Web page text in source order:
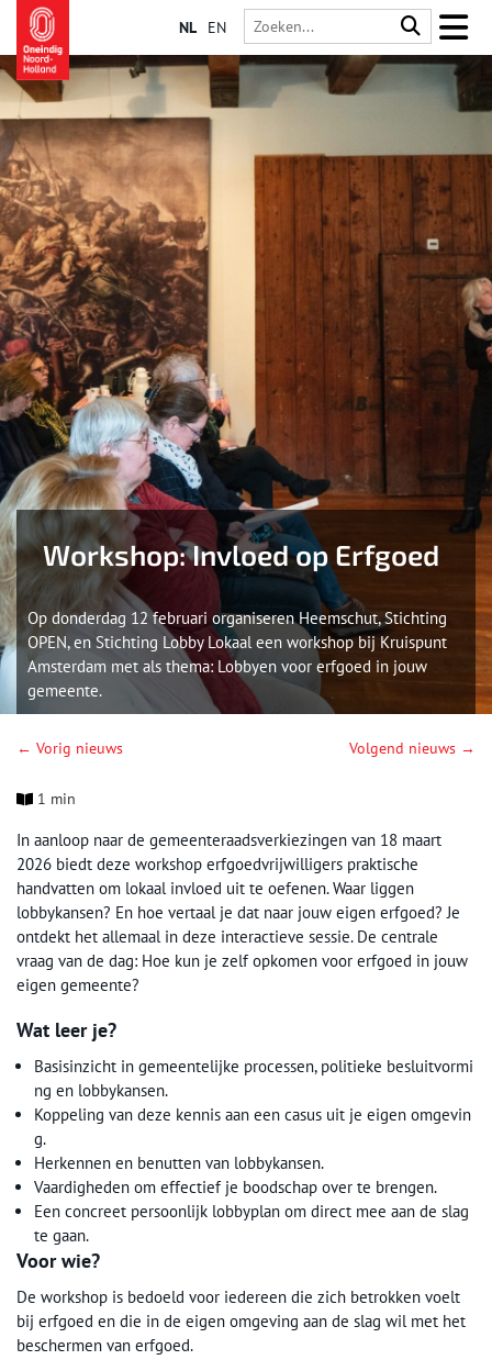
NL EN
Workshop: Invloed op Erfgoed
Op donderdag 12 februari organiseren Heemschut, Stichting
OPEN, en Stichting Lobby Lokaal een workshop bij Kruispunt
Amsterdam met als thema: Lobbyen voor erfgoed in jouw
gemeente.
← Vorig nieuws Volgend nieuws →
1 min
In aanloop naar de gemeenteraadsverkiezingen van 18 maart
2026 biedt deze workshop erfgoedvrijwilligers praktische
handvatten om lokaal invloed uit te oefenen. Waar liggen
lobbykansen? En hoe vertaal je dat naar jouw eigen erfgoed? Je
ontdekt het allemaal in deze interactieve sessie. De centrale
vraag van de dag: Hoe kun je zelf opkomen voor erfgoed in jouw
eigen gemeente?
Wat leer je?
Basisinzicht in gemeentelijke processen, politieke besluitvormi
ng en lobbykansen.
Koppeling van deze kennis aan een casus uit je eigen omgevin
g.
Herkennen en benutten van lobbykansen.
Vaardigheden om effectief je boodschap over te brengen.
Een concreet persoonlijk lobbyplan om direct mee aan de slag
te gaan.
Voor wie?
De workshop is bedoeld voor iedereen die zich betrokken voelt
bij erfgoed en die in de eigen omgeving aan de slag wil met het
beschermen van erfgoed.